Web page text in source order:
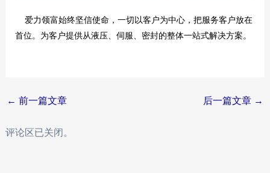
爱力领富始终坚信使命，一切以客户为中心，把服务客户放在
首位。为客户提供从液压、伺服、密封的整体一站式解决方案。
Post
← 前一篇文章 后一篇文章 →
评论区已关闭。